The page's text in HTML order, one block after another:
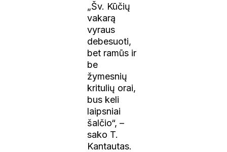
„Šv. Kūčių
vakarą
vyraus
debesuoti,
bet ramūs ir
be
žymesnių
kritulių orai,
bus keli
laipsniai
šalčio“, –
sako T.
Kantautas.